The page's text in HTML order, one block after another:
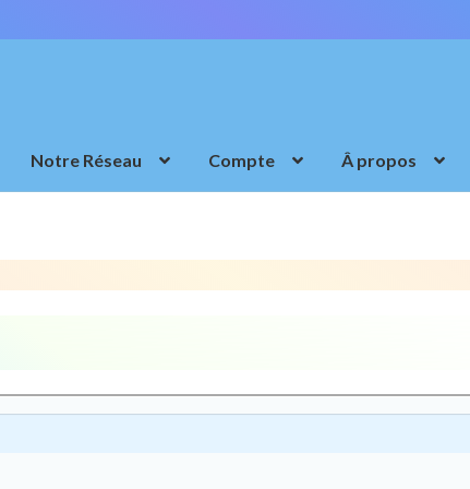
Notre Réseau Compte Â propos